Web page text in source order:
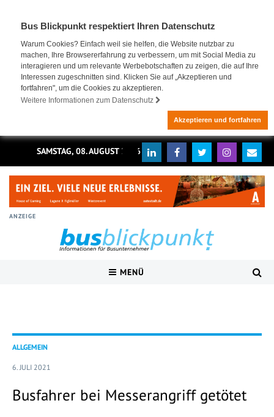
Bus Blickpunkt respektiert Ihren Datenschutz
Warum Cookies? Einfach weil sie helfen, die Website nutzbar zu
machen, Ihre Browsererfahrung zu verbessern, um mit Social Media zu
interagieren und um relevante Werbebotschaften zu zeigen, die auf Ihre
Interessen zugeschnitten sind. Klicken Sie auf „Akzeptieren und
fortfahren", um die Cookies zu akzeptieren.
Weitere Informationen zum Datenschutz
Akzeptieren und fortfahren
SAMSTAG, 08. AUGUST 2026
ANZEIGE
MENÜ
ALLGEMEIN
6. JULI 2021
Busfahrer bei Messerangriff getötet